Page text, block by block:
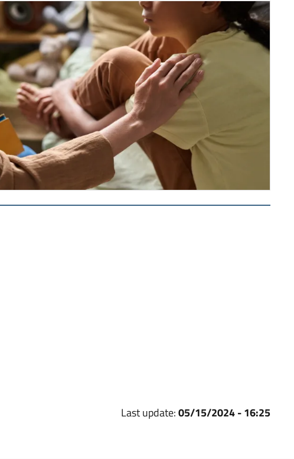
Last update:05/15/2024 - 16:25